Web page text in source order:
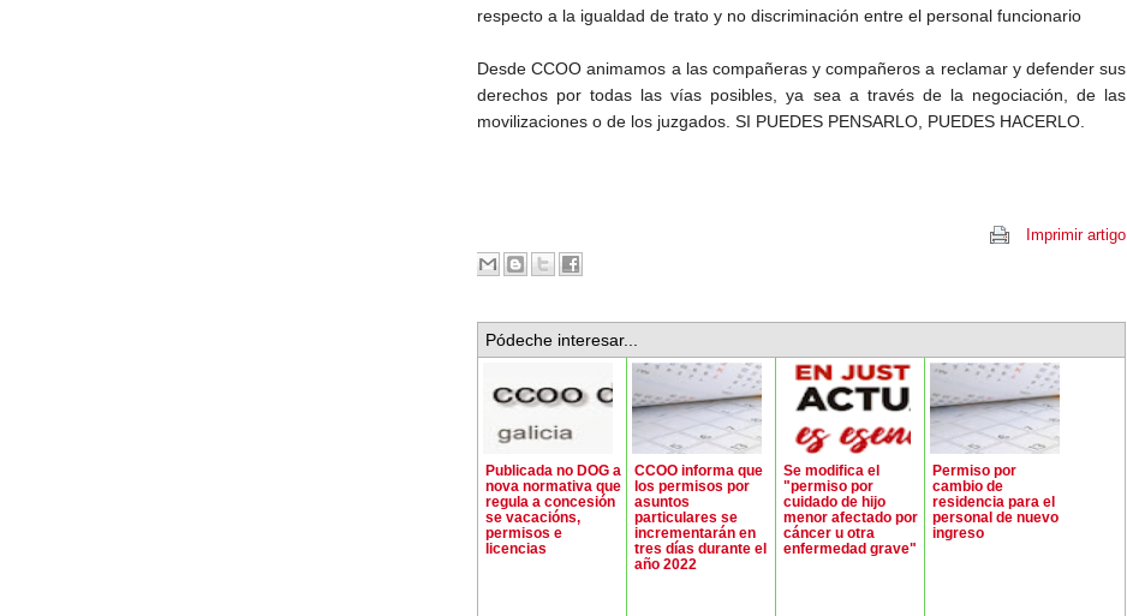
respecto a la igualdad de trato y no discriminación entre el personal funcionario
Desde CCOO animamos a las compañeras y compañeros a reclamar y defender sus
derechos por todas las vías posibles, ya sea a través de la negociación, de las
movilizaciones o de los juzgados. SI PUEDES PENSARLO, PUEDES HACERLO.
Imprimir artigo
Pódeche interesar...
Publicada no DOG a
nova normativa que
regula a concesión
se vacacións,
permisos e
licencias
CCOO informa que
los permisos por
asuntos
particulares se
incrementarán en
tres días durante el
año 2022
Se modifica el
"permiso por
cuidado de hijo
menor afectado por
cáncer u otra
enfermedad grave"
Permiso por
cambio de
residencia para el
personal de nuevo
ingreso